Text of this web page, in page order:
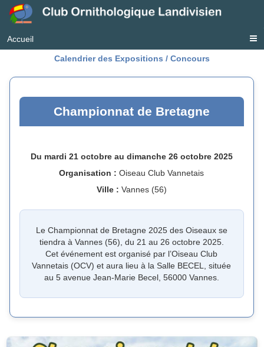
Accueil
Calendrier des Expositions / Concours
Championnat de Bretagne
Du mardi 21 octobre au dimanche 26 octobre 2025
Organisation : Oiseau Club Vannetais
Ville : Vannes (56)
Le Championnat de Bretagne 2025 des Oiseaux se
tiendra à Vannes (56), du 21 au 26 octobre 2025.
Cet événement est organisé par l’Oiseau Club
Vannetais (OCV) et aura lieu à la Salle BECEL, située
au 5 avenue Jean-Marie Becel, 56000 Vannes.